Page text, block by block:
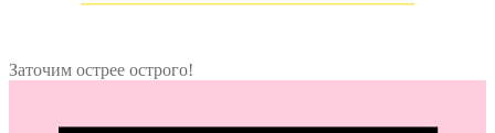
Заточим острее острого!